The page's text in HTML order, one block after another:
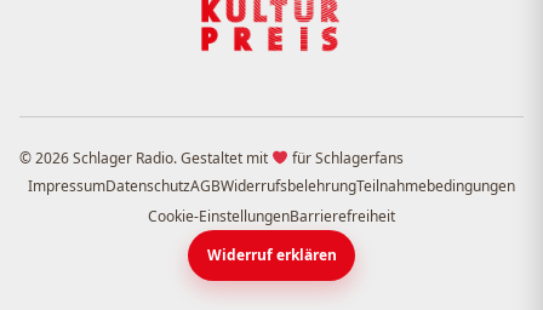
© 2026 Schlager Radio. Gestaltet mit
für Schlagerfans
ImpressumDatenschutzAGBWiderrufsbelehrungTeilnahmebedingungen
Cookie-EinstellungenBarrierefreiheit
Widerruf erklären